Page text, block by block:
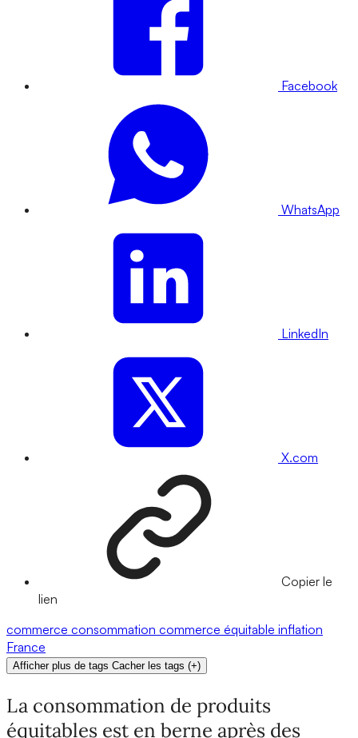
Facebook
WhatsApp
LinkedIn
X.com
Copier le
lien
commerce consommation commerce équitable inflation
France
Afficher plus de tags Cacher les tags (+)
La consommation de produits
équitables est en berne après des